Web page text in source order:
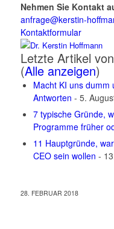
Nehmen Sie Kontakt
anfrage@kerstin-
Kontaktformular
Letzte Artikel
(Alle anzeigen)
Macht KI uns
Antworten - 5.
7 typische Gründe,
Programme früher
11 Hauptgründe,
CEO sein wollen -
28. FEBRUAR 2018